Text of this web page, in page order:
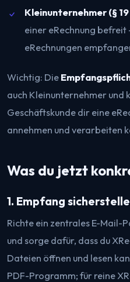
Kleinunternehmer (§
einer eRechnung
eRechnungen
Wichtig: Die
auch Kleinunternehmer und
Geschäftskunde dir eine
annehmen und verarbeiten
Was du jetzt
1. Empfang
Richte ein zentrales E-Mail-
und sorge dafür, dass du
Dateien öffnen und lesen
PDF-Programm; für reine